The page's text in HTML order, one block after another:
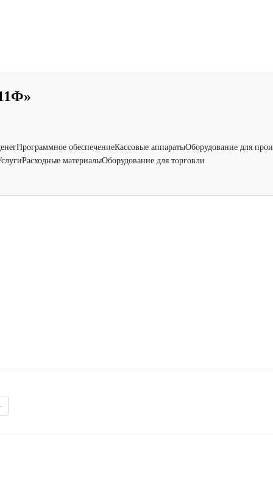
Программное обеспечениеКассовые аппаратыОборудование для
Расходные материалыОборудование для торговли
-